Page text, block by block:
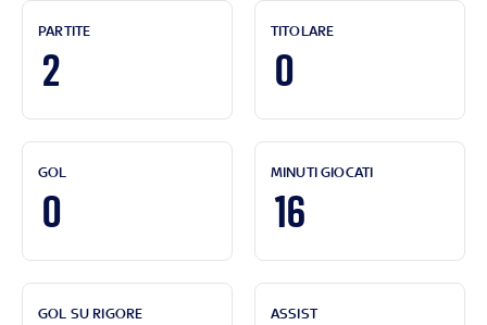
PARTITE
2
TITOLARE
0
GOL
0
MINUTI GIOCATI
16
GOL SU RIGORE ASSIST